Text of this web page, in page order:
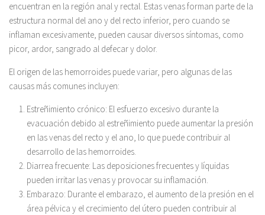
encuentran en la región anal y rectal. Estas venas forman parte de la
estructura normal del ano y del recto inferior, pero cuando se
inflaman excesivamente, pueden causar diversos síntomas, como
picor, ardor, sangrado al defecar y dolor.
El origen de las hemorroides puede variar, pero algunas de las
causas más comunes incluyen:
Estreñimiento crónico: El esfuerzo excesivo durante la
evacuación debido al estreñimiento puede aumentar la presión
en las venas del recto y el ano, lo que puede contribuir al
desarrollo de las hemorroides.
Diarrea frecuente: Las deposiciones frecuentes y líquidas
pueden irritar las venas y provocar su inflamación.
Embarazo: Durante el embarazo, el aumento de la presión en el
área pélvica y el crecimiento del útero pueden contribuir al